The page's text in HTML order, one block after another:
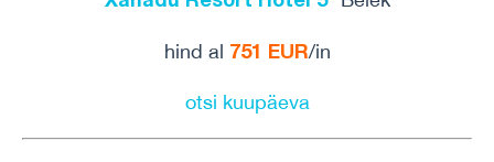
hind al 751 EUR/in
otsi kuupäeva